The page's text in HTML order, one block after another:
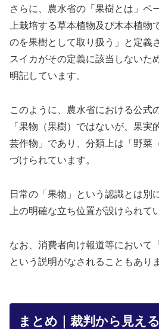
さらに、農水省の「果樹とは」ペ
上栽培する草本植物及び木本植物
のを果樹として取り扱う」と定義
スイカがその定義に該当しないた
明記しています。
このように、農水省における公式
「果物（果樹）ではないが、果実
芸作物」であり、分類上は「野菜
づけられています。
日常の「果物」という認識とは別
上の明確な立ち位置が設けられて
なお、消費者向け報道等において
という説明がなされることもあり
まとめ｜裁判から見え